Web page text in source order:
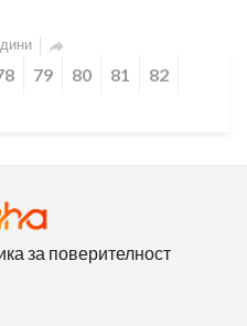

79 80 81
82
за поверителност